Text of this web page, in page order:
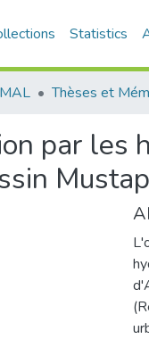
Statistics
Thèses et
par les